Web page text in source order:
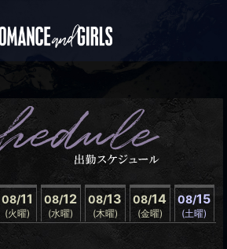
08/11
(火曜)
08/12
(水曜)
08/13
(木曜)
08/14
(金曜)
08/15
(土曜)